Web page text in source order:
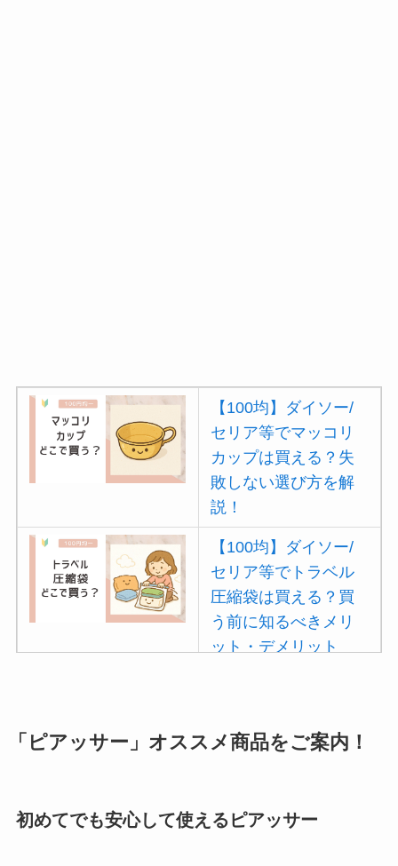
【100均】ダイソー/
セリア等でマッコリ
カップは買える？失
敗しない選び方を解
説！
【100均】ダイソー/
セリア等でトラベル
圧縮袋は買える？買
う前に知るべきメリ
ット・デメリット
セリア等でポイズン
を解説！
「ピアッサー」オススメ商品をご案内！
初めてでも安心して使えるピアッサー